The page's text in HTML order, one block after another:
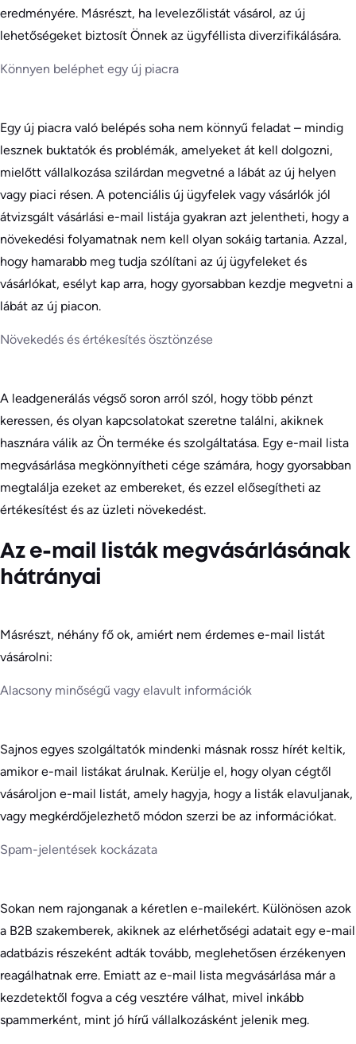
eredményére. Másrészt, ha levelezőlistát vásárol, az új
lehetőségeket biztosít Önnek az ügyféllista diverzifikálására.
Könnyen beléphet egy új piacra
Egy új piacra való belépés soha nem könnyű feladat – mindig
lesznek buktatók és problémák, amelyeket át kell dolgozni,
mielőtt vállalkozása szilárdan megvetné a lábát az új helyen
vagy piaci résen. A potenciális új ügyfelek vagy vásárlók jól
átvizsgált vásárlási e-mail listája gyakran azt jelentheti, hogy a
növekedési folyamatnak nem kell olyan sokáig tartania. Azzal,
hogy hamarabb meg tudja szólítani az új ügyfeleket és
vásárlókat, esélyt kap arra, hogy gyorsabban kezdje megvetni a
lábát az új piacon.
Növekedés és értékesítés ösztönzése
A leadgenerálás végső soron arról szól, hogy több pénzt
keressen, és olyan kapcsolatokat szeretne találni, akiknek
hasznára válik az Ön terméke és szolgáltatása. Egy e-mail lista
megvásárlása megkönnyítheti cége számára, hogy gyorsabban
megtalálja ezeket az embereket, és ezzel elősegítheti az
értékesítést és az üzleti növekedést.
Az e-mail listák megvásárlásának
hátrányai
Másrészt, néhány fő ok, amiért nem érdemes e-mail listát
vásárolni:
Alacsony minőségű vagy elavult információk
Sajnos egyes szolgáltatók mindenki másnak rossz hírét keltik,
amikor e-mail listákat árulnak. Kerülje el, hogy olyan cégtől
vásároljon e-mail listát, amely hagyja, hogy a listák elavuljanak,
vagy megkérdőjelezhető módon szerzi be az információkat.
Spam-jelentések kockázata
Sokan nem rajonganak a kéretlen e-mailekért. Különösen azok
a B2B szakemberek, akiknek az elérhetőségi adatait egy e-mail
adatbázis részeként adták tovább, meglehetősen érzékenyen
reagálhatnak erre. Emiatt az e-mail lista megvásárlása már a
kezdetektől fogva a cég vesztére válhat, mivel inkább
spammerként, mint jó hírű vállalkozásként jelenik meg.